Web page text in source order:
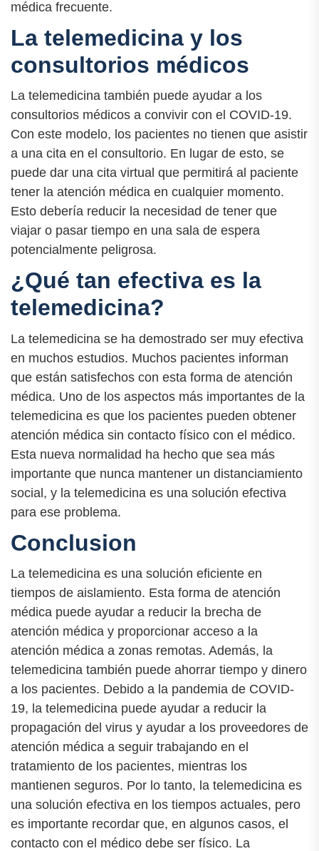
médica frecuente.
La telemedicina y los
consultorios médicos
La telemedicina también puede ayudar a los
consultorios médicos a convivir con el COVID-19.
Con este modelo, los pacientes no tienen que asistir
a una cita en el consultorio. En lugar de esto, se
puede dar una cita virtual que permitirá al paciente
tener la atención médica en cualquier momento.
Esto debería reducir la necesidad de tener que
viajar o pasar tiempo en una sala de espera
potencialmente peligrosa.
¿Qué tan efectiva es la
telemedicina?
La telemedicina se ha demostrado ser muy efectiva
en muchos estudios. Muchos pacientes informan
que están satisfechos con esta forma de atención
médica. Uno de los aspectos más importantes de la
telemedicina es que los pacientes pueden obtener
atención médica sin contacto físico con el médico.
Esta nueva normalidad ha hecho que sea más
importante que nunca mantener un distanciamiento
social, y la telemedicina es una solución efectiva
para ese problema.
Conclusion
La telemedicina es una solución eficiente en
tiempos de aislamiento. Esta forma de atención
médica puede ayudar a reducir la brecha de
atención médica y proporcionar acceso a la
atención médica a zonas remotas. Además, la
telemedicina también puede ahorrar tiempo y dinero
a los pacientes. Debido a la pandemia de COVID-
19, la telemedicina puede ayudar a reducir la
propagación del virus y ayudar a los proveedores de
atención médica a seguir trabajando en el
tratamiento de los pacientes, mientras los
mantienen seguros. Por lo tanto, la telemedicina es
una solución efectiva en los tiempos actuales, pero
es importante recordar que, en algunos casos, el
contacto con el médico debe ser físico. La